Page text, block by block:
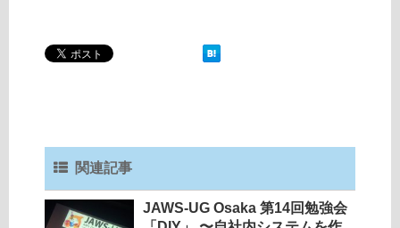
関連記事
JAWS-UG Osaka 第14回勉強会